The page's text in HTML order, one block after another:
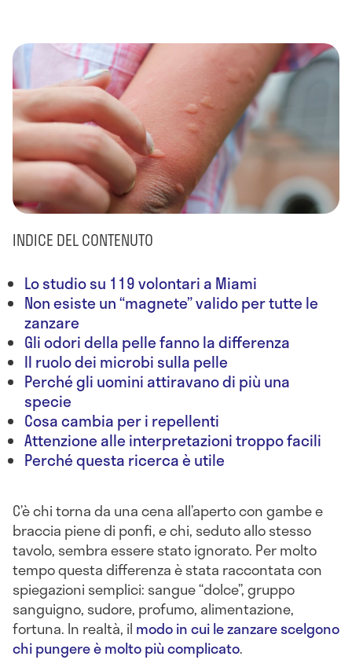
INDICE DEL CONTENUTO
Lo studio su 119 volontari a Miami
Non esiste un “magnete” valido per tutte le
zanzare
Gli odori della pelle fanno la differenza
Il ruolo dei microbi sulla pelle
Perché gli uomini attiravano di più una
specie
Cosa cambia per i repellenti
Attenzione alle interpretazioni troppo facili
Perché questa ricerca è utile
C’è chi torna da una cena all’aperto con gambe e
braccia piene di ponfi, e chi, seduto allo stesso
tavolo, sembra essere stato ignorato. Per molto
tempo questa differenza è stata raccontata con
spiegazioni semplici: sangue “dolce”, gruppo
sanguigno, sudore, profumo, alimentazione,
fortuna. In realtà, il modo in cui le zanzare scelgono
chi pungere è molto più complicato.